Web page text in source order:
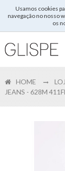
Usamos cookies
navegação no nosso
os
HOME
JEANS - 628M